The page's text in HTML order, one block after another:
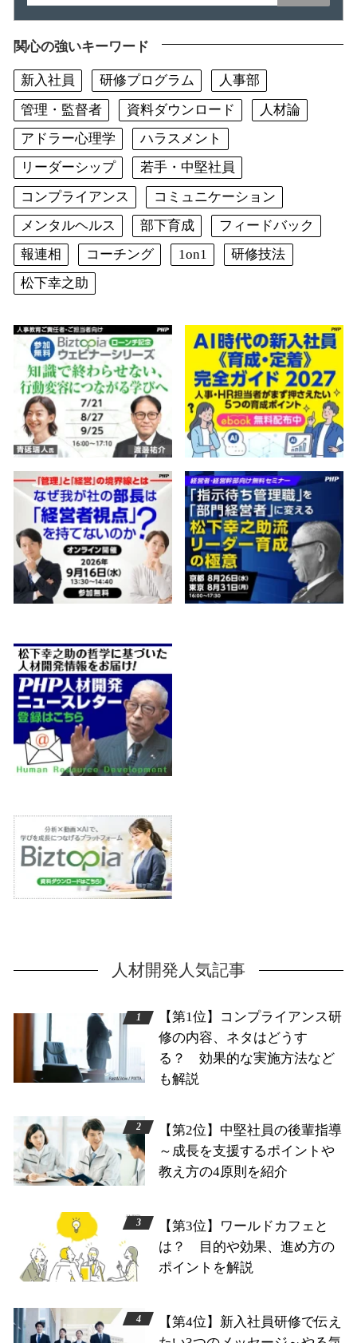
関心の強いキーワード
新入社員 研修プログラム
人事部
管理・監督者
資料ダウンロード
人材論
アドラー心理学
ハラスメント
リーダーシップ
若手・中堅社員
コンプライアンス
コミュニケーション
メンタルヘルス
部下育成
フィードバック
報連相
コーチング 1on1
研修技法
松下幸之助
人材開発人気記事
【第1位】コンプライアンス研
修の内容、ネタはどうす
る？ 効果的な実施方法など
も解説
【第2位】中堅社員の後輩指導
～成長を支援するポイントや
教え方の4原則を紹介
【第3位】ワールドカフェと
は？ 目的や効果、進め方の
ポイントを解説
【第4位】新入社員研修で伝え